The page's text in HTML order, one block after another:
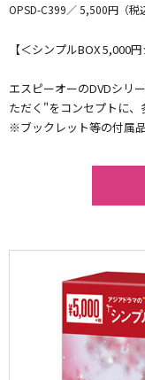
OPSD-C399 5,500円（税
【＜シンプルBOX 5,000
エスピーオーのDVDシリ
ただく"をコンセプトに、
※ブックレット等の付属